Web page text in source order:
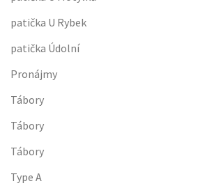
patička U Rybek
patička Údolní
Pronájmy
Tábory
Tábory
Tábory
Type A